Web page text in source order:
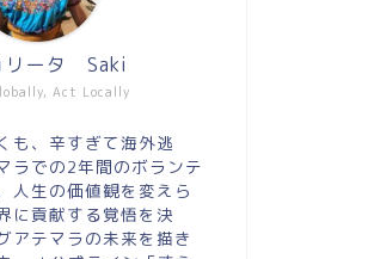
Act Locally
リータ Saki
も、辛すぎて海外逃
ラでの2年間のボランテ
人生の価値観を変えら
に貢献する覚悟を決
アテマラの未来を描き